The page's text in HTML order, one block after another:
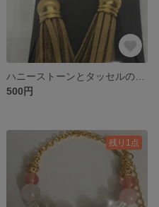
500円
残り1点